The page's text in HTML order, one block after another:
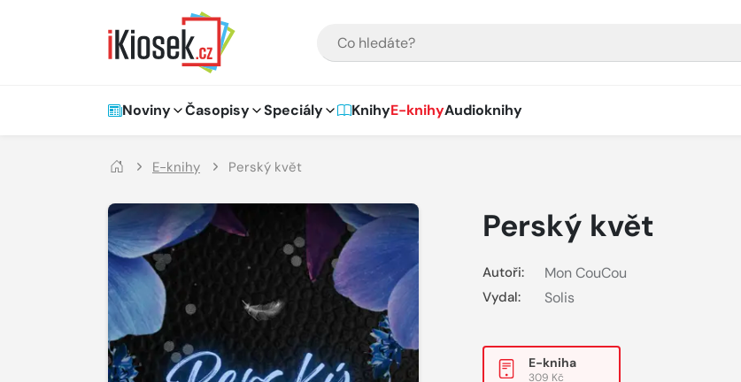
Hlavní navigace
Noviny Časopisy Speciály KnihyE-knihyAudioknihy
E-knihy Perský květ
Perský květ
Autoři: Mon CouCou
Vydal: Solis
E-kniha
309 Kč